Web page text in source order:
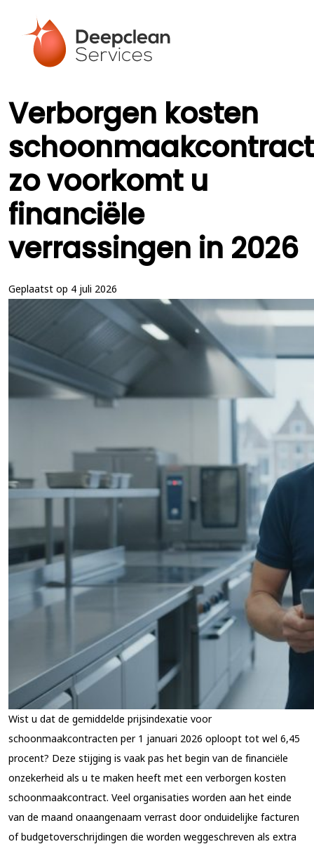
Verborgen kosten
zo voorkomt u
financiële
verrassingen in 2026
Geplaatst op 4 juli 2026
Wist u dat de gemiddelde prijsindexatie voor
schoonmaakcontracten per 1 januari 2026 oploopt tot wel 6,45
procent? Deze stijging is vaak pas het begin van de financiële
onzekerheid als u te maken heeft met een verborgen kosten
schoonmaakcontract. Veel organisaties worden aan het einde
van de maand onaangenaam verrast door onduidelijke facturen
of budgetoverschrijdingen die worden weggeschreven als extra